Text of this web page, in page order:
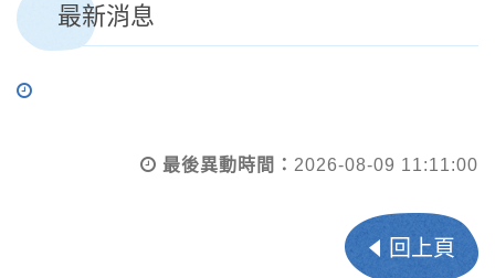
最新消息
最後異動時間： 2026-08-09 11:11:00
回上頁